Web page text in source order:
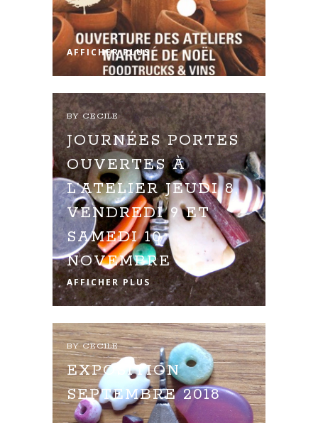
AFFICHER PLUS
BY CECILE
JOURNÉES PORTES
OUVERTES À
L’ATELIER JEUDI 8,
VENDREDI 9 ET
SAMEDI 10
NOVEMBRE
AFFICHER PLUS
BY CECILE
EXPOSITION
SEPTEMBRE 2018